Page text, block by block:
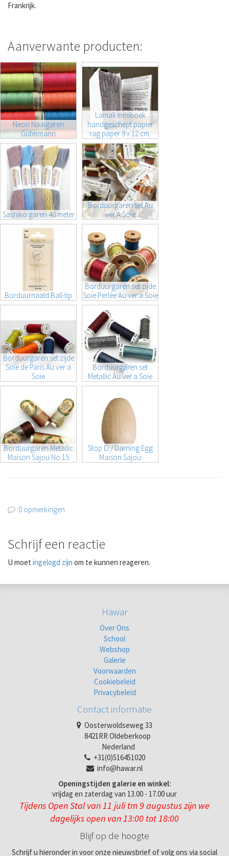
Frankrijk.
Aanverwante producten:
Neon Naaigaren
Gütermann
Lamali miniboek
handgeschept papier
rag paper 9 x 12 cm.
Sashiko garen 40 meter
Borduurgaren set Au
ver A Soie
Borduurnaald Ball-tip
Borduurgaren set zijde
Soie Perlée Au ver a Soie
Borduurgaren set zijde
Soie de Paris Au ver a
Soie
Borduurgaren set
Metallic Au ver a Soie
Borduurgaren Metallic
Maison Sajou No 15
Stop Ei / Darning Egg
Maison Sajou
0 opmerkingen
Schrijf een reactie
U moet ingelogd zijn om te kunnen reageren.
Hawar
Over Ons
School
Webshop
Galerie
Voorwaarden
Cookiebeleid
Privacybeleid
Contact informatie
Oosterwoldseweg 33
8421RR Oldeberkoop
Nederland
+31(0)516451020
info@hawar.nl
Openingstijden galerie en winkel:
vrijdag en zaterdag van 13.00 - 17.00 uur
Tijdens Open Stal van 11 juli tm 9 augustus zijn we
dagelijks open van 13:00 tot 18:00
Blijf op de hoogte
Schrijf u hieronder in voor onze nieuwsbrief of volg ons via social